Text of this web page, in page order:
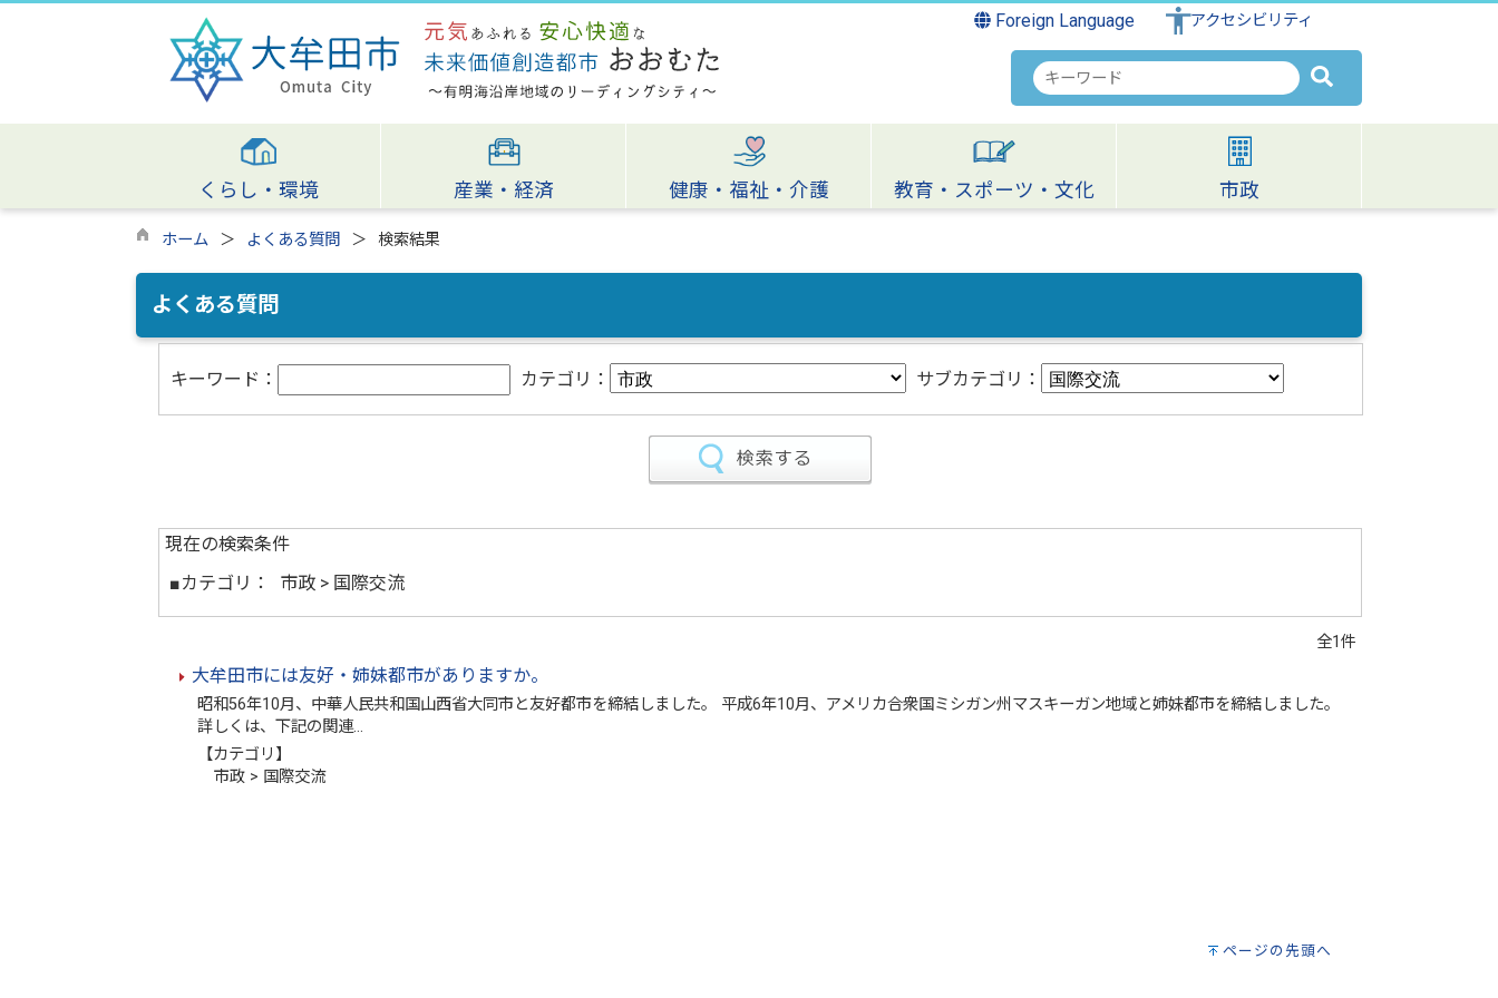
Foreign Language アクセシビリティ
検
索
キ
ワ
ー
くらし・環境 産業・経済 健康・福祉・介護 教育・スポーツ・文化 市政
ホーム よくある質問 検索結果
よくある質問
キーワード： カテゴリ： サブカテゴリ：
現在の検索条件
■カテゴリ：
市政 > 国際交流
全1件
大牟田市には友好・姉妹都市がありますか。
昭和56年10月、中華人民共和国山西省大同市と友好都市を締結しました。 平成6年10月、アメリカ合衆国ミシガン州マスキーガン地域と姉妹都市を締結しました。
詳しくは、下記の関連…
【カテゴリ】
市政 > 国際交流
ページの先頭へ